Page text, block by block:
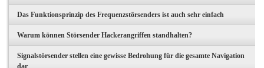
Das Funktionsprinzip des Frequenzstörsenders ist auch sehr einfach
Warum können Störsender Hackerangriffen standhalten?
Signalstörsender stellen eine gewisse Bedrohung für die gesamte Navigation
dar